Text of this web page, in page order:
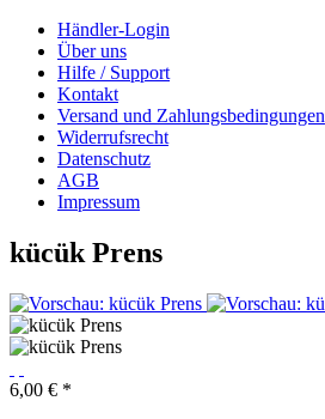
Händler-Login
Über uns
Hilfe / Support
Kontakt
Versand und Zahlungsbedingungen
Widerrufsrecht
Datenschutz
AGB
Impressum
kücük Prens
6,00 € *